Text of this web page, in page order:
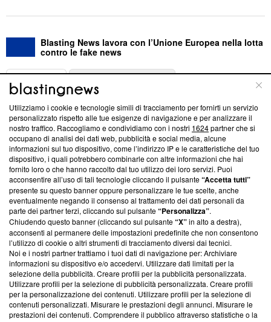
Blasting News lavora con l’Unione Europea nella lotta
contro le fake news
ABOUT
Questa sezione offre informazioni trasparenti su Blasting
News, sui nostri processi editoriali e su come ci impegniamo a
creare news di qualità. Inoltre, afferma la nostra aderenza a
‘Trust Project - News with Integrity’Blasting News non è
ancora membro del programma, ma ha richiesto di farne
parte; Trust Project non ha ancora effettuato una verifica di
conformità agli standard.
Su di noi
Team editoriale
Corporate
Redazione
Informativa Privacy
Utilizziamo i cookie e tecnologie simili di tracciamento per fornirti un servizio
personalizzato rispetto alle tue esigenze di navigazione e per analizzare il
nostro traffico. Raccogliamo e condividiamo con i nostri 1624partner che si
occupano di analisi dei dati web, pubblicità e social media, alcune
informazioni sul tuo dispositivo, come l’indirizzo IP e le caratteristiche del tuo
dispositivo, i quali potrebbero combinarle con altre informazioni che hai
fornito loro o che hanno raccolto dal tuo utilizzo dei loro servizi. Puoi
acconsentire all’uso di tali tecnologie cliccando il pulsante“Accetta tutti”
presente su questo banner oppure personalizzare le tue scelte, anche
eventualmente negando il consenso al trattamento dei dati personali da
parte dei partner terzi, cliccando sul pulsante“Personalizza”.
Chiudendo questo banner (cliccando sul pulsante“X”in alto a destra),
acconsenti al permanere delle impostazioni predefinite che non consentono
l’utilizzo di cookie o altri strumenti di tracciamento diversi dai tecnici.
Noi e i nostri partner trattiamo i tuoi dati di navigazione per: Archiviare
informazioni su dispositivo e/o accedervi. Utilizzare dati limitati per la
selezione della pubblicità. Creare profili per la pubblicità personalizzata.
Utilizzare profili per la selezione di pubblicità personalizzata. Creare profili
per la personalizzazione dei contenuti. Utilizzare profili per la selezione di
contenuti personalizzati. Misurare le prestazioni degli annunci. Misurare le
prestazioni dei contenuti. Comprendere il pubblico attraverso statistiche o la